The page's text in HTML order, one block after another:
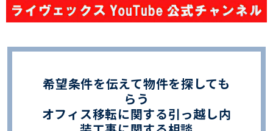
希望条件を伝えて物件を探しても
らう
オフィス移転に関する引っ越し内